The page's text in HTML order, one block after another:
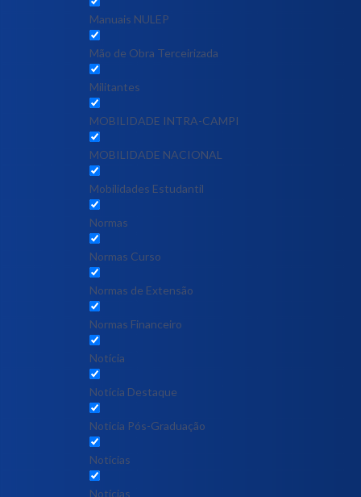
Manuais NULEP
Mão de Obra Terceirizada
Militantes
MOBILIDADE INTRA-CAMPI
MOBILIDADE NACIONAL
Mobilidades Estudantil
Normas
Normas Curso
Normas de Extensão
Normas Financeiro
Notícia
Notícia Destaque
Noticia Pós-Graduação
Notícias
Notícias